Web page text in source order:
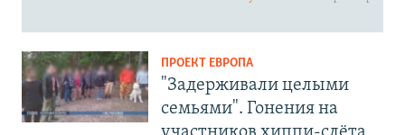
ПРОЕКТ ЕВРОПА
"Задерживали целыми
семьями". Гонения на